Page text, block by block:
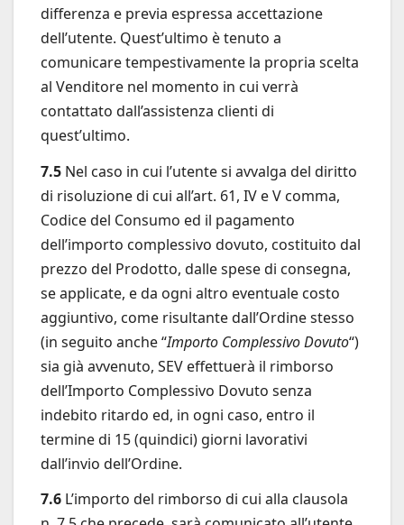
differenza e previa espressa accettazione
dell’utente. Quest’ultimo è tenuto a
comunicare tempestivamente la propria scelta
al Venditore nel momento in cui verrà
contattato dall’assistenza clienti di
quest’ultimo.
7.5 Nel caso in cui l’utente si avvalga del diritto
di risoluzione di cui all’art. 61, IV e V comma,
Codice del Consumo ed il pagamento
dell’importo complessivo dovuto, costituito dal
prezzo del Prodotto, dalle spese di consegna,
se applicate, e da ogni altro eventuale costo
aggiuntivo, come risultante dall’Ordine stesso
(in seguito anche “Importo Complessivo Dovuto“)
sia già avvenuto, SEV effettuerà il rimborso
dell’Importo Complessivo Dovuto senza
indebito ritardo ed, in ogni caso, entro il
termine di 15 (quindici) giorni lavorativi
dall’invio dell’Ordine.
7.6 L’importo del rimborso di cui alla clausola